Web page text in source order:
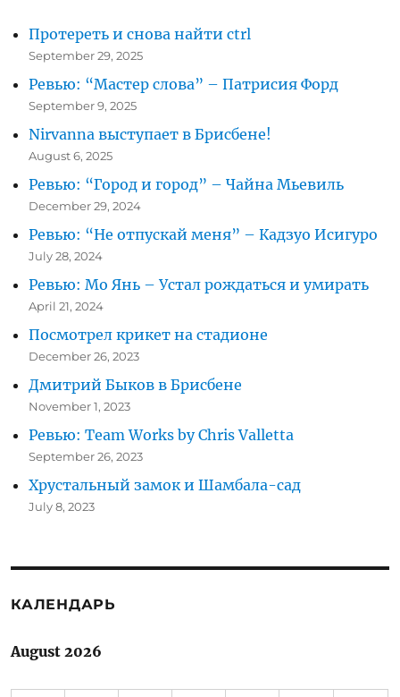
Протереть и снова найти ctrl
September 29, 2025
Ревью: “Мастер слова” – Патрисия Форд
September 9, 2025
Nirvanna выступает в Брисбене!
August 6, 2025
Ревью: “Город и город” – Чайна Мьевиль
December 29, 2024
Ревью: “Не отпускай меня” – Кадзуо Исигуро
July 28, 2024
Ревью: Мо Янь – Устал рождаться и умирать
April 21, 2024
Посмотрел крикет на стадионе
December 26, 2023
Дмитрий Быков в Брисбене
November 1, 2023
Ревью: Team Works by Chris Valletta
September 26, 2023
Хрустальный замок и Шамбала-сад
July 8, 2023
КАЛЕНДАРЬ
August 2026